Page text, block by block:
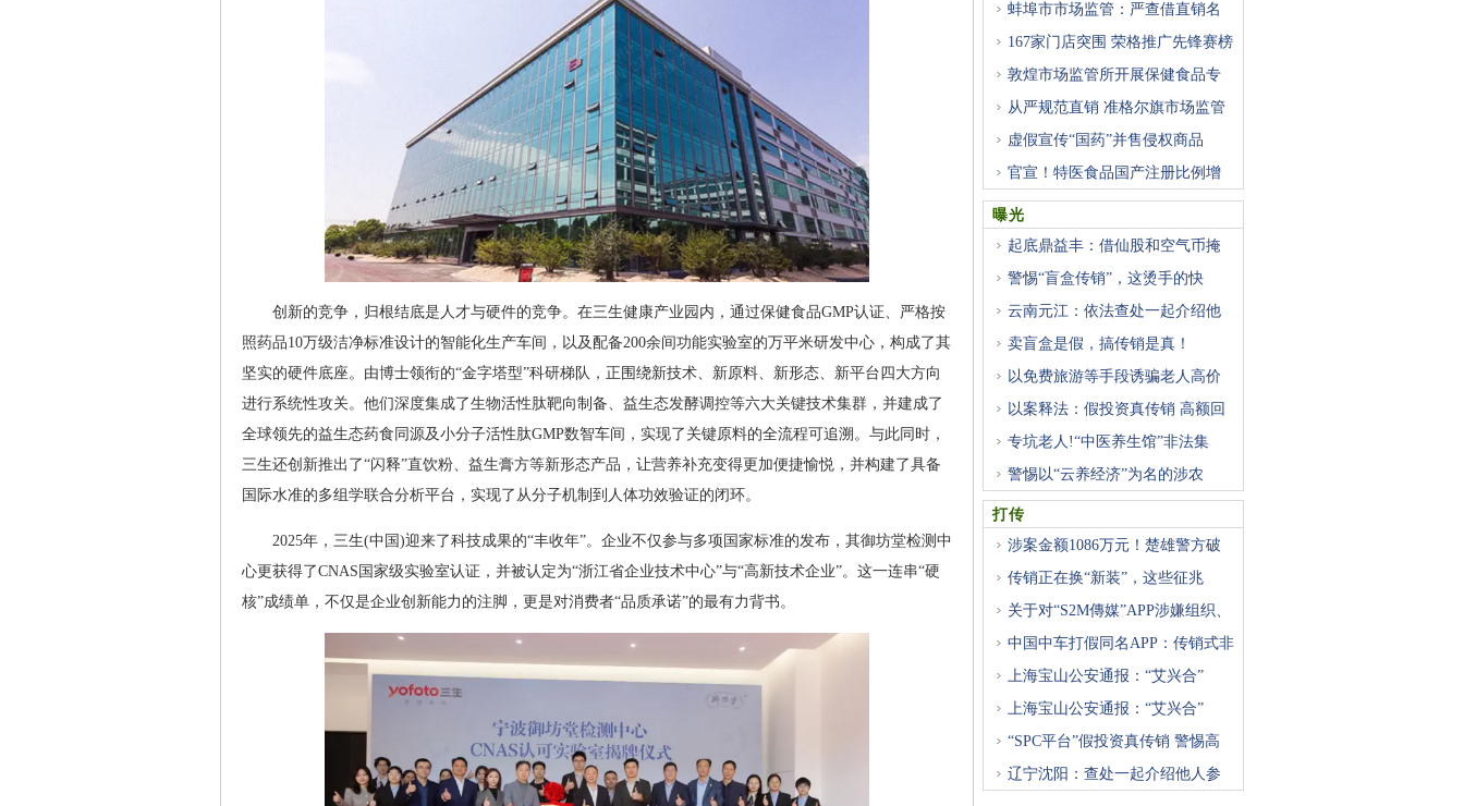
创新的竞争，归根结底是人才与硬件的竞争。在三生健康产业园内，通过保健食品GMP认证、严格按
照药品10万级洁净标准设计的智能化生产车间，以及配备200余间功能实验室的万平米研发中心，构成了其
坚实的硬件底座。由博士领衔的“金字塔型”科研梯队，正围绕新技术、新原料、新形态、新平台四大方向
进行系统性攻关。他们深度集成了生物活性肽靶向制备、益生态发酵调控等六大关键技术集群，并建成了
全球领先的益生态药食同源及小分子活性肽GMP数智车间，实现了关键原料的全流程可追溯。与此同时，
三生还创新推出了“闪释”直饮粉、益生膏方等新形态产品，让营养补充变得更加便捷愉悦，并构建了具备
国际水准的多组学联合分析平台，实现了从分子机制到人体功效验证的闭环。
2025年，三生(中国)迎来了科技成果的“丰收年”。企业不仅参与多项国家标准的发布，其御坊堂检测中
心更获得了CNAS国家级实验室认证，并被认定为“浙江省企业技术中心”与“高新技术企业”。这一连串“硬
核”成绩单，不仅是企业创新能力的注脚，更是对消费者“品质承诺”的最有力背书。
蚌埠市市场监管：严查借直销名
167家门店突围 荣格推广先锋赛榜
敦煌市场监管所开展保健食品专
从严规范直销 准格尔旗市场监管
虚假宣传“国药”并售侵权商品
官宣！特医食品国产注册比例增
曝光
起底鼎益丰：借仙股和空气币掩
警惕“盲盒传销”，这烫手的快
云南元江：依法查处一起介绍他
卖盲盒是假，搞传销是真！
以免费旅游等手段诱骗老人高价
以案释法：假投资真传销 高额回
专坑老人!“中医养生馆”非法集
警惕以“云养经济”为名的涉农
打传
涉案金额1086万元！楚雄警方破
传销正在换“新装”，这些征兆
关于对“S2M傳媒”APP涉嫌组织、
中国中车打假同名APP：传销式非
上海宝山公安通报：“艾兴合”
上海宝山公安通报：“艾兴合”
“SPC平台”假投资真传销 警惕高
辽宁沈阳：查处一起介绍他人参